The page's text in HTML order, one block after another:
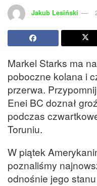
Jakub Lesiński
Markel Starks ma
poboczne kolana i
przerwa.
Enei BC doznał
podczas
Toruniu.
W piątek
poznaliśmy
odnośnie jego